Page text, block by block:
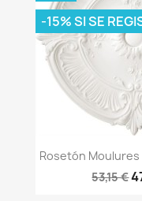

Rosetón Moulures
53,15 €
-15% SI SE